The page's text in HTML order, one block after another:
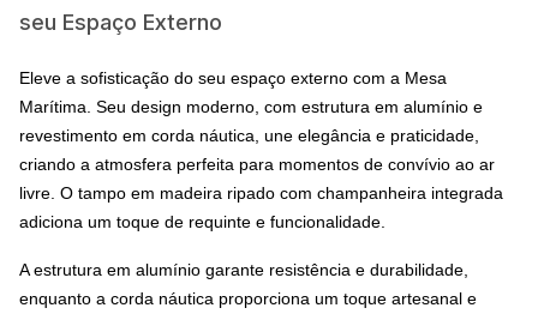
seu Espaço Externo
Eleve a sofisticação do seu espaço externo com a Mesa
Marítima. Seu design moderno, com estrutura em alumínio e
revestimento em corda náutica, une elegância e praticidade,
criando a atmosfera perfeita para momentos de convívio ao ar
livre. O tampo em madeira ripado com champanheira integrada
adiciona um toque de requinte e funcionalidade.
A estrutura em alumínio garante resistência e durabilidade,
enquanto a corda náutica proporciona um toque artesanal e